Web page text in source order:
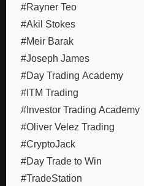
#Rayner Teo
#Akil Stokes
#Meir Barak
#Joseph James
#Day Trading Academy
#ITM Trading
#Investor Trading Academy
#Oliver Velez Trading
#CryptoJack
#Day Trade to Win
#TradeStation